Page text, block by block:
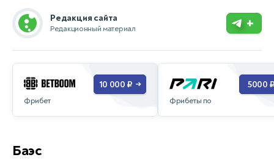
Редакция сайта
Редакционный материал +
Фрибет
10 000 ₽ →
Фрибеты по
5000
Баэс